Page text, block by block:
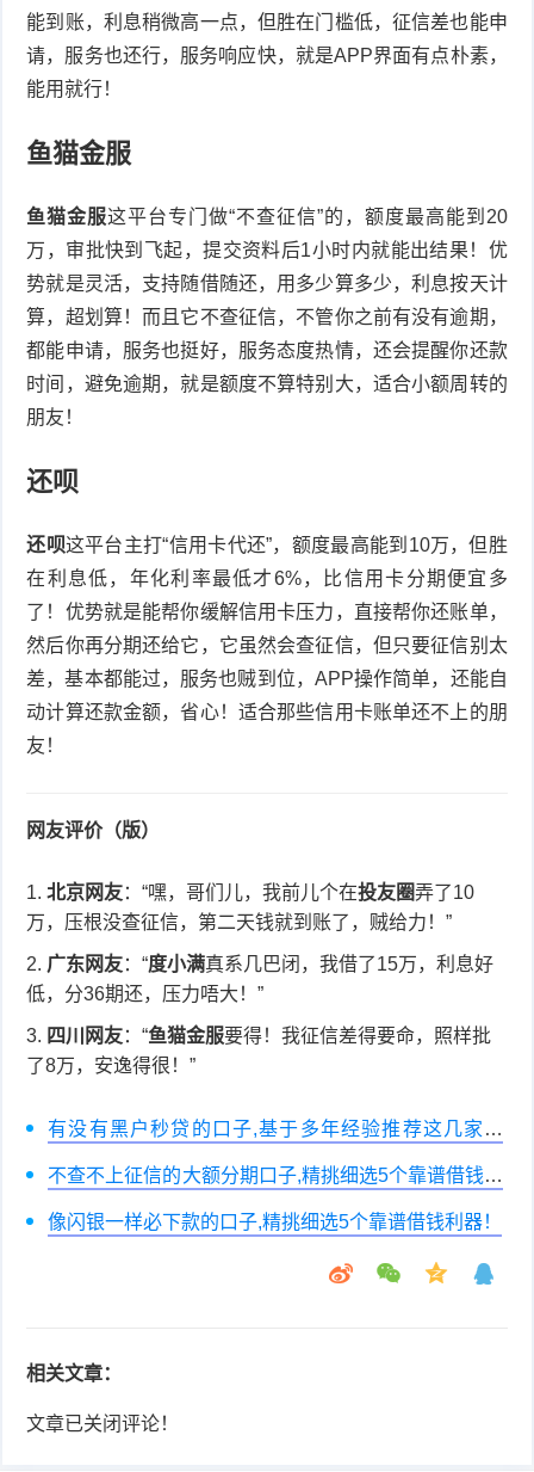
能到账，利息稍微高一点，但胜在门槛低，征信差也能申
请，服务也还行，服务响应快，就是APP界面有点朴素，
能用就行！
鱼猫金服
鱼猫金服这平台专门做“不查征信”的，额度最高能到20
万，审批快到飞起，提交资料后1小时内就能出结果！优
势就是灵活，支持随借随还，用多少算多少，利息按天计
算，超划算！而且它不查征信，不管你之前有没有逾期，
都能申请，服务也挺好，服务态度热情，还会提醒你还款
时间，避免逾期，就是额度不算特别大，适合小额周转的
朋友！
还呗
还呗这平台主打“信用卡代还”，额度最高能到10万，但胜
在利息低，年化利率最低才6%，比信用卡分期便宜多
了！优势就是能帮你缓解信用卡压力，直接帮你还账单，
然后你再分期还给它，它虽然会查征信，但只要征信别太
差，基本都能过，服务也贼到位，APP操作简单，还能自
动计算还款金额，省心！适合那些信用卡账单还不上的朋
友！
网友评价（版）
北京网友：“嘿，哥们儿，我前儿个在投友圈弄了10
万，压根没查征信，第二天钱就到账了，贼给力！”
广东网友：“度小满真系几巴闭，我借了15万，利息好
低，分36期还，压力唔大！”
四川网友：“鱼猫金服要得！我征信差得要命，照样批
了8万，安逸得很！”
有没有黑户秒贷的口子,基于多年经验推荐这几家平
不查不上征信的大额分期口子,精挑细选5个靠谱借钱利
像闪银一样必下款的口子,精挑细选5个靠谱借钱利器！
相关文章：
文章已关闭评论！